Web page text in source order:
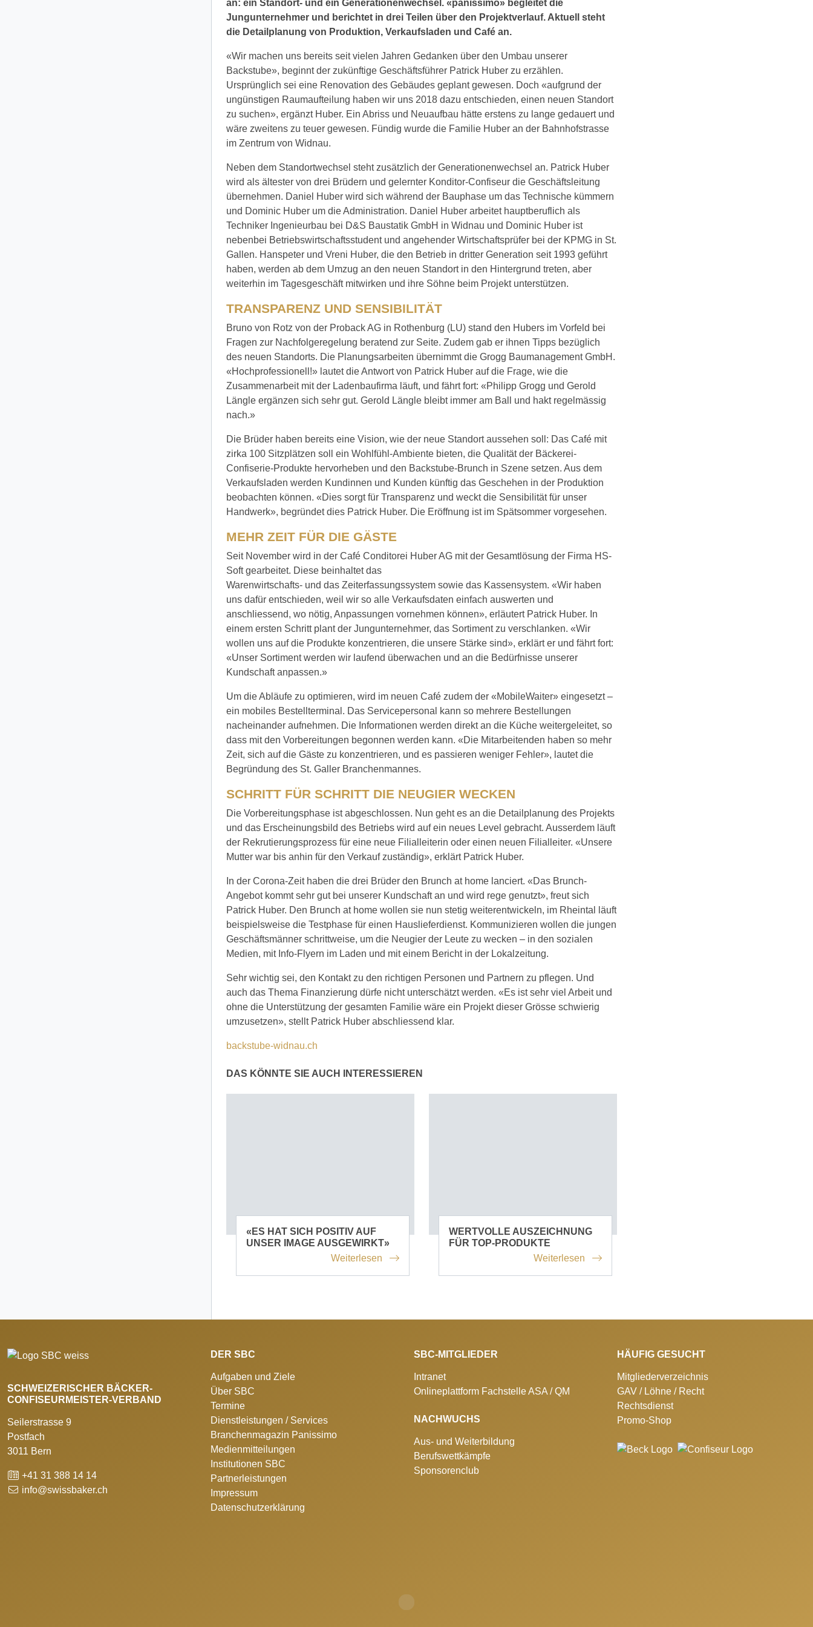
an: ein Standort- und ein Generationenwechsel. «panissimo» begleitet die
Jungunternehmer und berichtet in drei Teilen über den Projektverlauf. Aktuell steht
die Detailplanung von Produktion, Verkaufsladen und Café an.
«Wir machen uns bereits seit vielen Jahren Gedanken über den Umbau unserer
Backstube», beginnt der zukünftige Geschäftsführer Patrick Huber zu erzählen.
Ursprünglich sei eine Renovation des Gebäudes geplant gewesen. Doch «aufgrund der
ungünstigen Raumaufteilung haben wir uns 2018 dazu entschieden, einen neuen Standort
zu suchen», ergänzt Huber. Ein Abriss und Neuaufbau hätte erstens zu lange gedauert und
wäre zweitens zu teuer gewesen. Fündig wurde die Familie Huber an der Bahnhofstrasse
im Zentrum von Widnau.
Neben dem Standortwechsel steht zusätzlich der Generationenwechsel an. Patrick Huber
wird als ältester von drei Brüdern und gelernter Konditor-Confiseur die Geschäftsleitung
übernehmen. Daniel Huber wird sich während der Bauphase um das Technische kümmern
und Dominic Huber um die Administration. Daniel Huber arbeitet hauptberuflich als
Techniker Ingenieurbau bei D&S Baustatik GmbH in Widnau und Dominic Huber ist
nebenbei Betriebswirtschaftsstudent und angehender Wirtschaftsprüfer bei der KPMG in St.
Gallen. Hanspeter und Vreni Huber, die den Betrieb in dritter Generation seit 1993 geführt
haben, werden ab dem Umzug an den neuen Standort in den Hintergrund treten, aber
weiterhin im Tagesgeschäft mitwirken und ihre Söhne beim Projekt unter­stützen.
TRANSPARENZ UND SENSIBILITÄT
Bruno von Rotz von der Proback AG in Rothenburg (LU) stand den Hubers im Vorfeld bei
Fragen zur Nachfolgeregelung beratend zur Seite. Zudem gab er ihnen Tipps bezüglich
des neuen Standorts. Die Planungsarbeiten übernimmt die Grogg Baumanagement GmbH.
«Hochprofessionell!» lautet die Antwort von Patrick Huber auf die Frage, wie die
Zusammenarbeit mit der Ladenbaufirma läuft, und fährt fort: «Philipp Grogg und Gerold
Längle ergänzen sich sehr gut. Gerold Längle bleibt immer am Ball und hakt regelmässig
nach.»
Die Brüder haben bereits eine Vision, wie der neue Standort aussehen soll: Das Café mit
zirka 100 Sitzplätzen soll ein Wohlfühl-Ambiente bieten, die Qualität der Bäckerei-
Confiserie-Produkte hervorheben und den Backstube-Brunch in Szene setzen. Aus dem
Verkaufsladen werden Kundinnen und Kunden künftig das Geschehen in der Produktion
beobachten können. «Dies sorgt für Transparenz und weckt die Sensibilität für unser
Handwerk», begründet dies Patrick Huber. Die Eröffnung ist im Spätsommer vorgesehen.
MEHR ZEIT FÜR DIE GÄSTE
Seit November wird in der Café Conditorei Huber AG mit der Gesamtlösung der Firma HS-
Soft gearbeitet. Diese beinhaltet das
Warenwirtschafts- und das Zeiterfassungssystem sowie das Kassensystem. «Wir haben
uns dafür entschieden, weil wir so alle Verkaufsdaten einfach auswerten und
anschliessend, wo nötig, Anpassungen vornehmen können», erläutert Patrick Huber. In
einem ersten Schritt plant der Jungunternehmer, das Sortiment zu verschlanken. «Wir
wollen uns auf die Produkte konzentrieren, die unsere Stärke sind», erklärt er und fährt fort:
«Unser Sortiment werden wir laufend überwachen und an die Bedürfnisse unserer
Kundschaft anpassen.»
Um die Abläufe zu optimieren, wird im neuen Café zudem der «MobileWaiter» eingesetzt –
ein mobiles Bestellterminal. Das Servicepersonal kann so mehrere Bestellungen
nacheinander aufnehmen. Die Informationen werden direkt an die Küche weitergeleitet, so
dass mit den Vorbereitungen begonnen werden kann. «Die Mitarbeitenden haben so mehr
Zeit, sich auf die Gäste zu konzentrieren, und es passieren weniger Fehler», lautet die
Begründung des St. Galler Branchenmannes.
SCHRITT FÜR SCHRITT DIE NEUGIER WECKEN
Die Vorbereitungsphase ist abgeschlossen. Nun geht es an die Detailplanung des Projekts
und das Erscheinungsbild des Betriebs wird auf ein neues Level gebracht. Ausserdem läuft
der Rekrutierungsprozess für eine neue Filialleiterin oder einen neuen Filialleiter. «Unsere
Mutter war bis anhin für den Verkauf zuständig», erklärt Patrick Huber.
In der Corona-Zeit haben die drei Brüder den Brunch at home lanciert. «Das Brunch-
Angebot kommt sehr gut bei unserer Kundschaft an und wird rege genutzt», freut sich
Patrick Huber. Den Brunch at home wollen sie nun stetig weiterentwickeln, im Rheintal läuft
beispielsweise die Testphase für einen Hauslieferdienst. Kommunizieren wollen die jungen
Geschäftsmänner schrittweise, um die Neugier der Leute zu wecken – in den sozialen
Medien, mit Info-Flyern im Laden und mit einem Bericht in der Lokalzeitung.
Sehr wichtig sei, den Kontakt zu den richtigen Personen und Partnern zu pflegen. Und
auch das Thema Finanzierung dürfe nicht unterschätzt werden. «Es ist sehr viel Arbeit und
ohne die Unterstützung der gesamten Familie wäre ein Projekt dieser Grösse schwierig
umzusetzen», stellt Patrick Huber abschliessend klar.
backstube-widnau.ch
DAS KÖNNTE SIE AUCH INTERESSIEREN
«ES HAT SICH POSITIV AUF
UNSER IMAGE AUSGEWIRKT»
Weiterlesen
WERTVOLLE AUSZEICHNUNG
FÜR TOP-PRODUKTE
Weiterlesen
SCHWEIZERISCHER BÄCKER-
CONFISEURMEISTER-VERBAND
Seilerstrasse 9
Postfach
3011 Bern
+41 31 388 14 14
info@swissbaker.ch
DER SBC
Aufgaben und Ziele
Über SBC
Termine
Dienstleistungen / Services
Branchenmagazin Panissimo
Medienmitteilungen
Institutionen SBC
Partnerleistungen
Impressum
Datenschutzerklärung
SBC-MITGLIEDER
Intranet
Onlineplattform Fachstelle ASA / QM
NACHWUCHS
Aus- und Weiterbildung
Berufswettkämpfe
Sponsorenclub
HÄUFIG GESUCHT
Mitgliederverzeichnis
GAV / Löhne / Recht
Rechtsdienst
Promo-Shop